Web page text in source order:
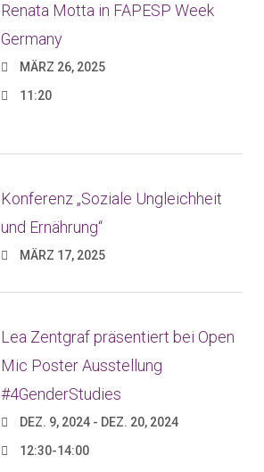
Renata Motta in FAPESP Week
Germany
MÄRZ 26, 2025
11:20
Konferenz „Soziale Ungleichheit
und Ernährung“
MÄRZ 17, 2025
Lea Zentgraf präsentiert bei Open
Mic Poster Ausstellung
#4GenderStudies
DEZ. 9, 2024 - DEZ. 20, 2024
12:30-14:00